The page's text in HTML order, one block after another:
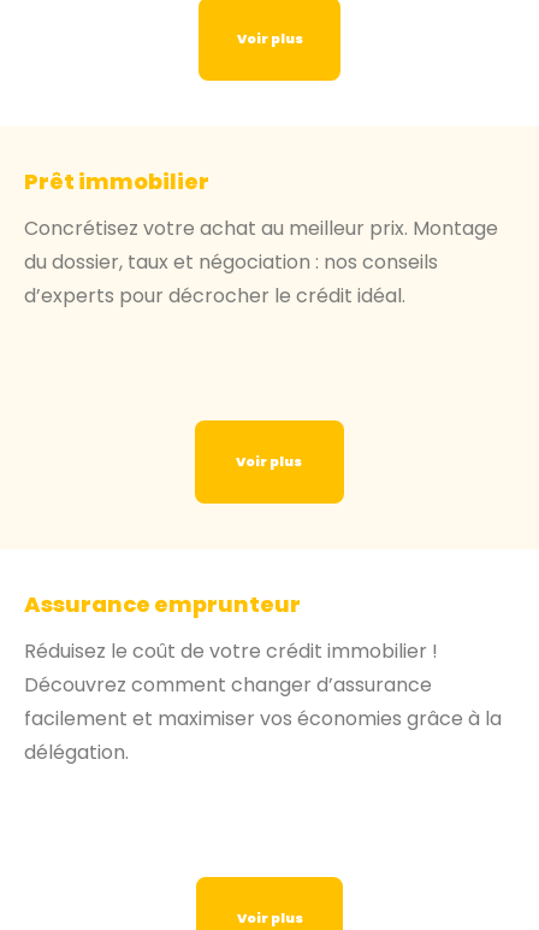
Voir plus
Prêt immobilier
Concrétisez votre achat au meilleur prix. Montage
du dossier, taux et négociation : nos conseils
d’experts pour décrocher le crédit idéal.
Voir plus
Assurance emprunteur
Réduisez le coût de votre crédit immobilier !
Découvrez comment changer d’assurance
facilement et maximiser vos économies grâce à la
délégation.
Voir plus